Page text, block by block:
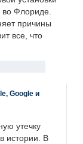
во Флориде.
причины
все, что
Google и
утечку
истории. В